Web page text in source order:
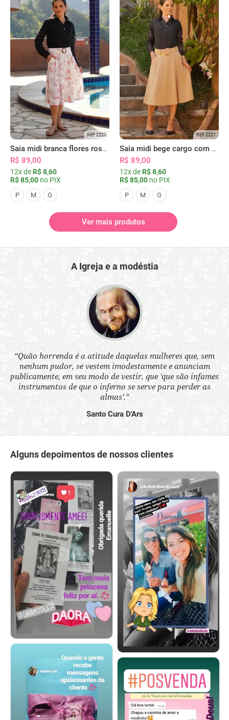
REF 2220
Saia midi branca flores rosas com bolsos
R$ 89,00
12x de R$ 8,60
R$ 85,00 no PIX
P M G
REF 2221
Saia midi bege cargo com bolsos
R$ 89,00
12x de R$ 8,60
R$ 85,00 no PIX
P M G
Ver mais produtos
A Igreja e a modéstia
“Quão horrenda é a atitude daquelas mulheres que, sem
nenhum pudor, se vestem imodestamente e anunciam
publicamente, em seu modo de vestir, que 'que são infames
instrumentos de que o inferno se serve para perder as
almas'.”
Santo Cura D'Ars
Alguns depoimentos de nossos clientes